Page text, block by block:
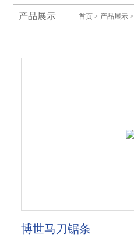
产品展示 首页> 产品展示>
博世马刀锯条